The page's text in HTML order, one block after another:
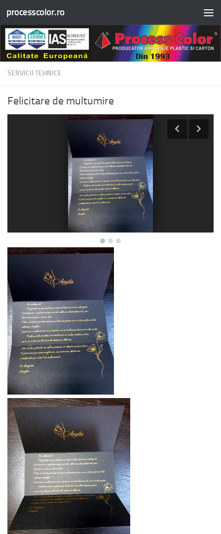
Skip to content
processcolor.ro
SERVICII TEHNICE
Felicitare de multumire